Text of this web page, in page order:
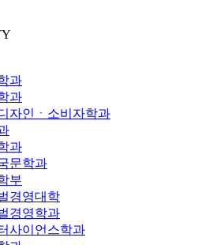
과
과
자인ㆍ소비자학과
과
문학과
부
경영대학
경영학과
사이언스학과